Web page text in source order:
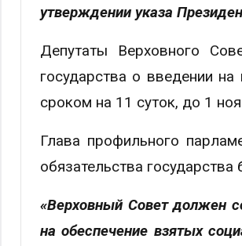
утверждении указа
Депутаты Верховного
государства о введении
сроком на 11 суток, до 1
Глава профильного
обязательства государства
«Верховный Совет должен
на обеспечение взятых